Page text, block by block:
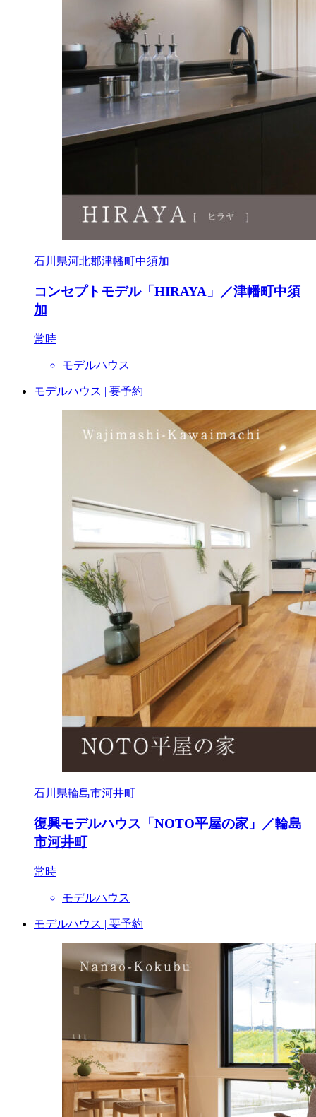
石川県河北郡津幡町中須加
コンセプトモデル「HIRAYA」／津幡町中須
加
常時
モデルハウス
モデルハウス | 要予約
石川県輪島市河井町
復興モデルハウス「NOTO平屋の家」／輪島
市河井町
常時
モデルハウス
モデルハウス | 要予約